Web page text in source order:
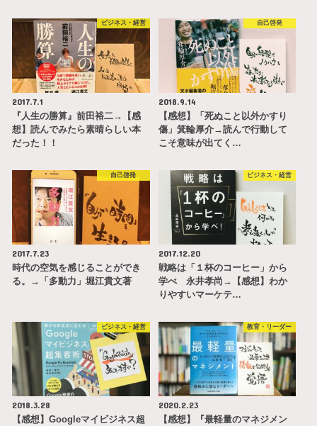
ビジネス・経営
2017.7.1
『人生の勝算』前田裕二→【感
想】読んでみたら素晴らしい本
だった！！
自己啓発
2018.9.14
【感想】「死ぬこと以外かすり
傷」箕輪厚介→読んで行動して
こそ意味が出てく…
自己啓発
2017.7.23
時代の空気を感じることができ
る。→「多動力」堀江貴文著
ビジネス・経営
2017.12.20
戦略は「１杯のコーヒー」から
学べ 永井孝尚→【感想】わか
りやすいマーケテ…
ビジネス・経営
2018.3.28
【感想】Googleマイビジネス超
教育・リーダー
2020.2.23
【感想】『最軽量のマネジメン